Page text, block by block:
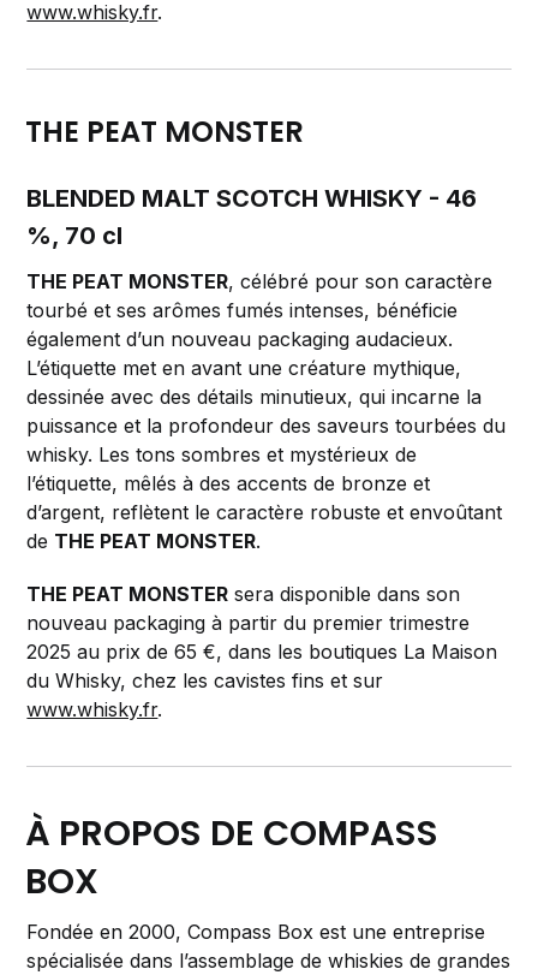
www.whisky.fr.
THE PEAT MONSTER
BLENDED MALT SCOTCH WHISKY - 46
%, 70 cl
THE PEAT MONSTER, célébré pour son caractère
tourbé et ses arômes fumés intenses, bénéficie
également d’un nouveau packaging audacieux.
L’étiquette met en avant une créature mythique,
dessinée avec des détails minutieux, qui incarne la
puissance et la profondeur des saveurs tourbées du
whisky. Les tons sombres et mystérieux de
l’étiquette, mêlés à des accents de bronze et
d’argent, reflètent le caractère robuste et envoûtant
de THE PEAT MONSTER.
THE PEAT MONSTER sera disponible dans son
nouveau packaging à partir du premier trimestre
2025 au prix de 65 €, dans les boutiques La Maison
du Whisky, chez les cavistes fins et sur
www.whisky.fr.
À PROPOS DE COMPASS
BOX
Fondée en 2000, Compass Box est une entreprise
spécialisée dans l’assemblage de whiskies de grandes